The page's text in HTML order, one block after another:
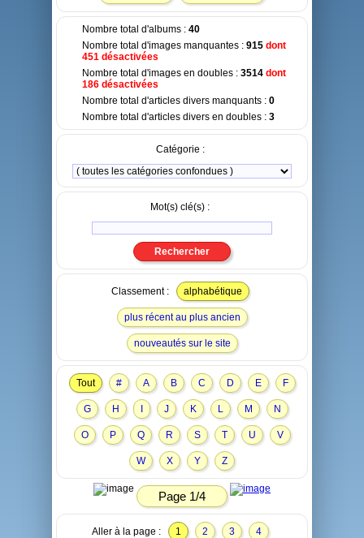
Nombre total d'albums : 40
Nombre total d'images manquantes : 915 dont
451 désactivées
Nombre total d'images en doubles : 3514 dont
186 désactivées
Nombre total d'articles divers manquants : 0
Nombre total d'articles divers en doubles : 3
Catégorie :
Mot(s) clé(s) :
Classement : alphabétique
plus récent au plus ancien
nouveautés sur le site
Tout # A B C D E F
G H J K L M N
O P Q R S T U V
W X Y Z
Page 1/4
Aller à la page : 1 2 3 4